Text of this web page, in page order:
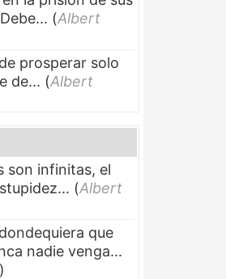
(Albert
prosperar solo
de... (Albert
son infinitas, el
(Albert
que
nadie venga...
)